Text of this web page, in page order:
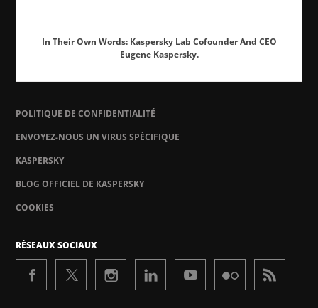
In Their Own Words: Kaspersky Lab Cofounder And CEO
Eugene Kaspersky.
POLITIQUE DE CONFIDENTIALITÉ
ENVOYEZ-NOUS UN VIRUS SPÉCIFIQUE
KASPERSKY
BLOG OFFICIEL DE KASPERSKY
COOKIES
RÉSEAUX SOCIAUX